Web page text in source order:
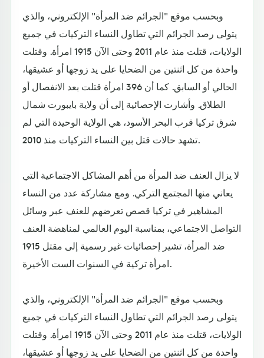
وبحسب موقع "الجرائم ضد المرأة" الإلكتروني، والذي
يتولى رصد الجرائم التي تطاول النساء التركيات في جميع
الولايات، قتلت منذ عام 2011 وحتى الآن 1915 امرأة. وقتلت
واحدة من كل اثنتين من الضحايا على يد زوجها أو عشيقها،
الحالي أو السابق. كما أن 396 امرأة قتلت بعد الانفصال أو
الطلاق. وأشارت الإحصائية إلى أن ولاية بايبورت شمال
شرق تركيا قرب البحر الأسود، هي الولاية الوحيدة التي لم
تشهد حالات قتل بين النساء التركيات منذ 2010.
لا يزال العنف ضد المرأة من أهم المشاكل الاجتماعية التي
يعاني منها المجتمع التركي. ومع مشاركة عدد من النساء
المشاهير في تركيا قصص تعرضهم للعنف عبر وسائل
التواصل الاجتماعي، بمناسبة اليوم العالمي لمناهضة العنف
ضد المرأة، تشير إحصائيات غير رسمية إلى مقتل 1915
امرأة تركية في السنوات الست الأخيرة.
وبحسب موقع "الجرائم ضد المرأة" الإلكتروني، والذي
يتولى رصد الجرائم التي تطاول النساء التركيات في جميع
الولايات، قتلت منذ عام 2011 وحتى الآن 1915 امرأة. وقتلت
واحدة من كل اثنتين من الضحايا على يد زوجها أو عشيقها،